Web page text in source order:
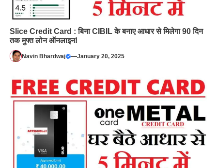
Slice Credit Card : बिना CIBIL के बनाए आधार से मिलेगा 90 दिन
तक मुफ्त लोन ऑनलाइन!
Navin Bhardwaj —January 20, 2025